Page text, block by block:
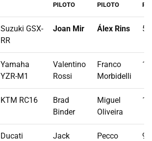
PILOTO
PILOTO
Suzuki GSX-
RR
Joan Mir Álex Rins 5
Yamaha
YZR-M1
Valentino
Rossi
Franco
Morbidelli
KTM RC16
Brad
Binder
Miguel
Oliveira
Ducati
Jack
Pecco
9